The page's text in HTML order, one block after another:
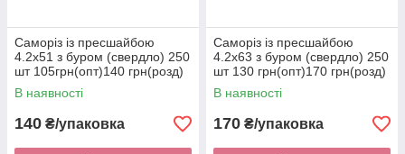
Саморіз із пресшайбою
4.2х51 з буром (свердло) 250
шт 105грн(опт)140 грн(розд)
В наявності
140 ₴/упаковка
Саморіз із пресшайбою
4.2х63 з буром (свердло) 250
шт 130 грн(опт)170 грн(розд)
В наявності
170 ₴/упаковка